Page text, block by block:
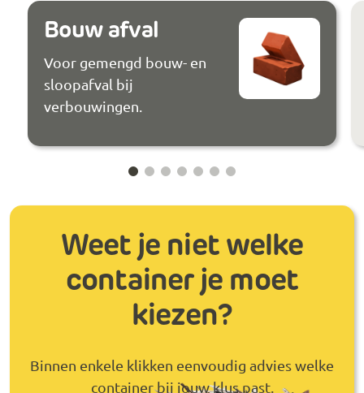
Bouw afval
Voor gemengd bouw- en
sloopafval bij
verbouwingen.
Weet je niet welke
container je moet
kiezen?
Binnen enkele klikken eenvoudig advies welke
container bij jouw klus past.